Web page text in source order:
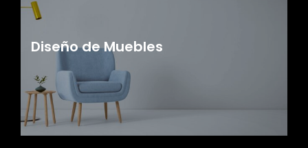
Diseño de Muebles